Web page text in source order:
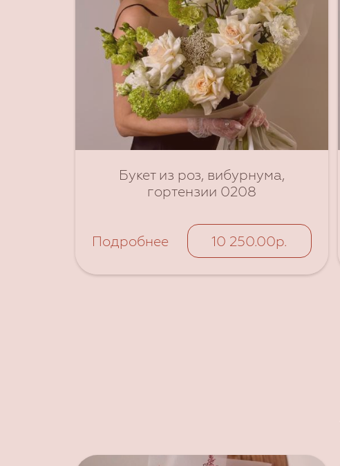
Букет из роз, вибурнума,
гортензии 0208
Подробнее 10 250.00р.